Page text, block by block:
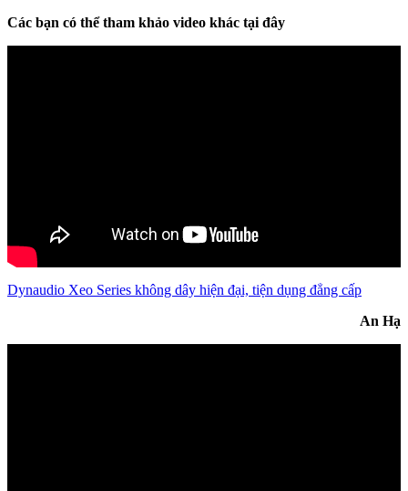
Các bạn có thể tham khảo video khác tại đây
Dynaudio Xeo Series không dây hiện đại, tiện dụng đẳng cấp
An Hạ